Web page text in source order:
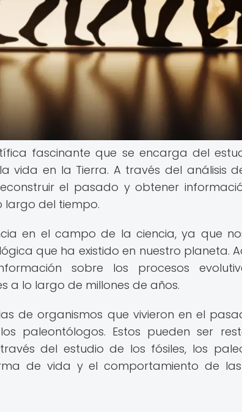
fascinante que se encarga del
vida en la Tierra. A través del análisis
el pasado y obtener
largo del tiempo.
en el campo de la ciencia, ya que
que ha existido en nuestro planeta.
sobre los procesos
a lo largo de millones de años.
de organismos que vivieron en el
paleontólogos. Estos pueden ser
del estudio de los fósiles, los
de vida y el comportamiento de las